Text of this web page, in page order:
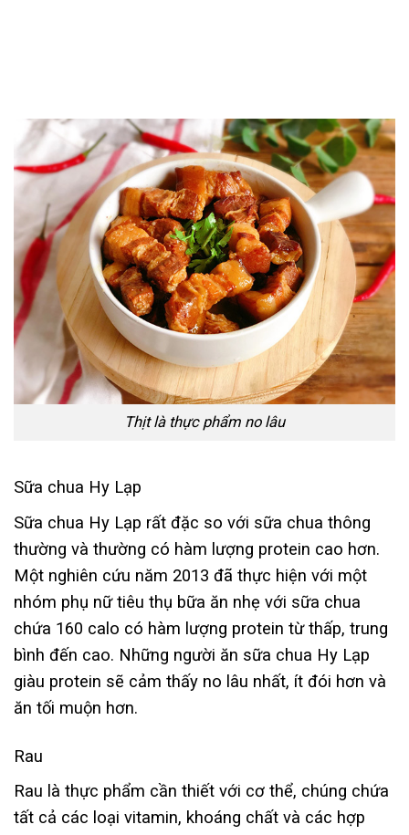
Thịt là thực phẩm no lâu
Sữa chua Hy Lạp
Sữa chua Hy Lạp rất đặc so với sữa chua thông
thường và thường có hàm lượng protein cao hơn.
Một nghiên cứu năm 2013 đã thực hiện với một
nhóm phụ nữ tiêu thụ bữa ăn nhẹ với sữa chua
chứa 160 calo có hàm lượng protein từ thấp, trung
bình đến cao. Những người ăn sữa chua Hy Lạp
giàu protein sẽ cảm thấy no lâu nhất, ít đói hơn và
ăn tối muộn hơn.
Rau
Rau là thực phẩm cần thiết với cơ thể, chúng chứa
tất cả các loại vitamin, khoáng chất và các hợp